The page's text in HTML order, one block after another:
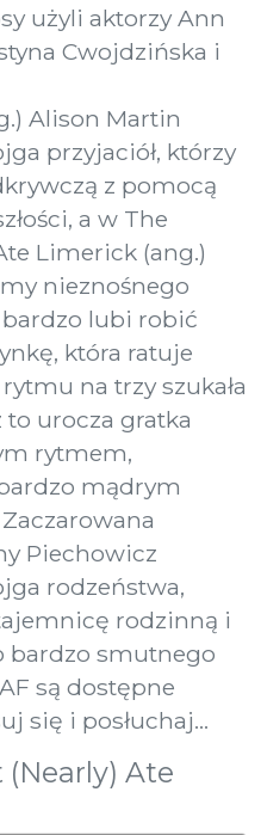
użyli aktorzy Ann
Cwojdzińska i
Alison Martin
przyjaciół, którzy
z pomocą
a w The
Limerick (ang.)
nieznośnego
lubi robić
która ratuje
na trzy szukała
urocza gratka
rytmem,
mądrym
Piechowicz
rodzeństwa,
rodzinną i
bardzo smutnego
są dostępne
się i posłuchaj…
Ate